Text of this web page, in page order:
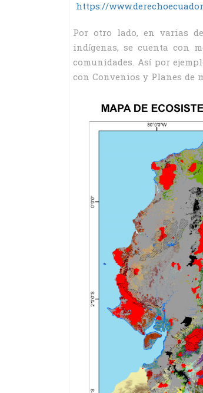
https://
Por otro lado, en varias
indígenas, se cuenta con
comunidades. Así por
con Convenios y Planes de